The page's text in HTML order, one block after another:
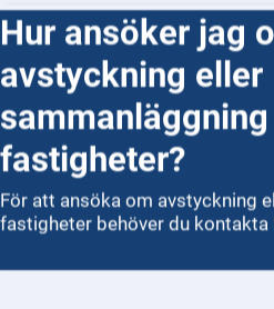
Hur ansöker jag om
avstyckning eller
fastigheter?
För att ansöka om avstyckning
fastigheter behöver du